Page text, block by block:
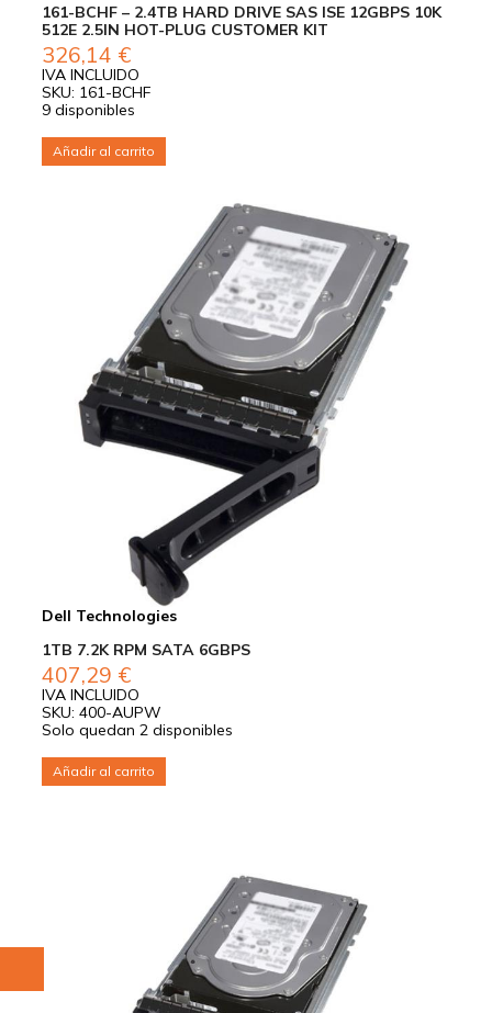
161-BCHF – 2.4TB HARD DRIVE SAS ISE 12GBPS 10K
512E 2.5IN HOT-PLUG CUSTOMER KIT
326,14 €
IVA INCLUIDO
SKU: 161-BCHF
9 disponibles
Añadir al carrito
Dell Technologies
1TB 7.2K RPM SATA 6GBPS
407,29 €
IVA INCLUIDO
SKU: 400-AUPW
Solo quedan 2 disponibles
Añadir al carrito